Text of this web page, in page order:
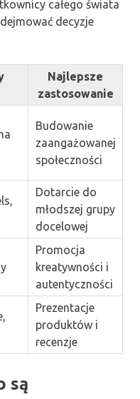
całego świata
decyzje
Najlepsze
zastosowanie
Budowanie
zaangażowanej
społeczności
Dotarcie do
młodszej grupy
docelowej
Promocja
kreatywności i
autentyczności
Prezentacje
produktów i
recenzje
są